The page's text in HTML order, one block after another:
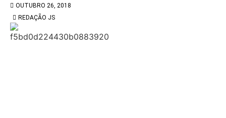
OUTUBRO 26, 2018
REDAÇÃO JS